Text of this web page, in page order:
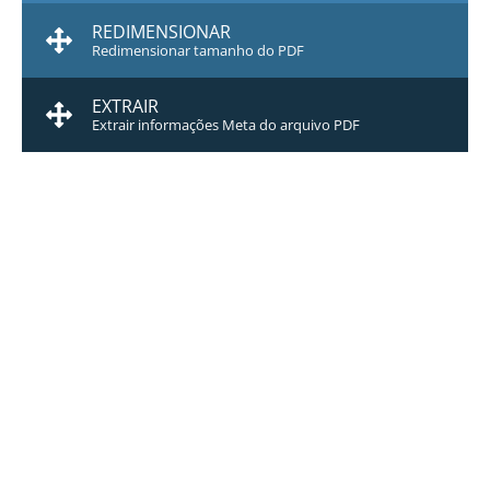
REDIMENSIONAR
Redimensionar tamanho do PDF
EXTRAIR
Extrair informações Meta do arquivo PDF